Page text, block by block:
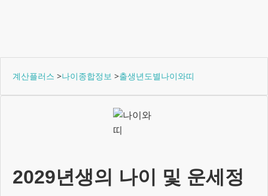
계산플러스 >나이종합정보 >출생년도별나이와띠
2029년생의 나이 및 운세정